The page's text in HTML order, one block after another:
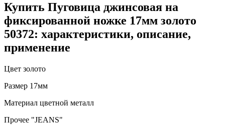
Купить Пуговица джинсовая на
фиксированной ножке 17мм золото
50372: характеристики, описание,
применение
Цвет золото
Размер 17мм
Материал цветной металл
Прочее "JEANS"